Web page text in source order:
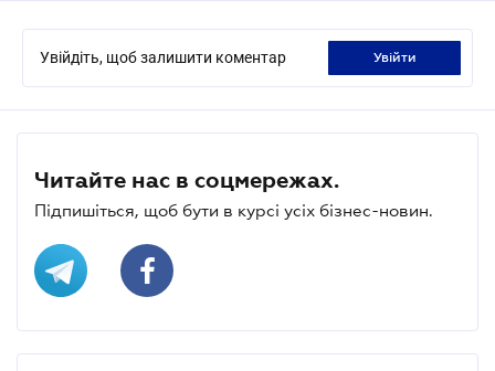
Увійдіть, щоб залишити коментар увійти
Читайте нас в соцмережах.
Підпишіться, щоб бути в курсі усіх бізнес-новин.